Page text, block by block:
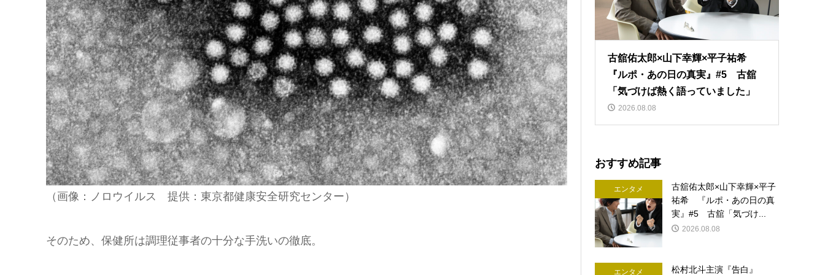
（画像：ノロウイルス 提供：東京都健康安全研究センター）
そのため、保健所は調理従事者の十分な手洗いの徹底。
古舘佑太郎×山下幸輝×平子祐希
『ルポ・あの日の真実』#5 古舘
「気づけば熱く語っていました」
2026.08.08
おすすめ記事
エンタメ
古舘佑太郎×山下幸輝×平子
祐希 『ルポ・あの日の真
実』#5 古舘「気づけ...
2026.08.08
エンタメ 松村北斗主演『告白』